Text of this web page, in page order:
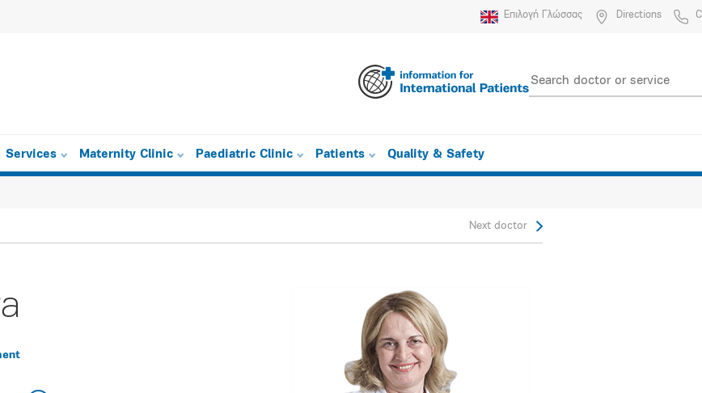
Επιλογή Γλώσσας Directions
Services Maternity Clinic Paediatric Clinic Patients Quality & Safety
Next doctor